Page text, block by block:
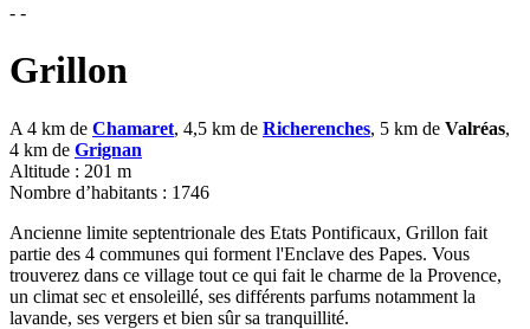
- -
Grillon
A 4 km de Chamaret, 4,5 km de Richerenches, 5 km de Valréas,
4 km de Grignan
Altitude : 201 m
Nombre d’habitants : 1746
Ancienne limite septentrionale des Etats Pontificaux, Grillon fait
partie des 4 communes qui forment l'Enclave des Papes. Vous
trouverez dans ce village tout ce qui fait le charme de la Provence,
un climat sec et ensoleillé, ses différents parfums notamment la
lavande, ses vergers et bien sûr sa tranquillité.